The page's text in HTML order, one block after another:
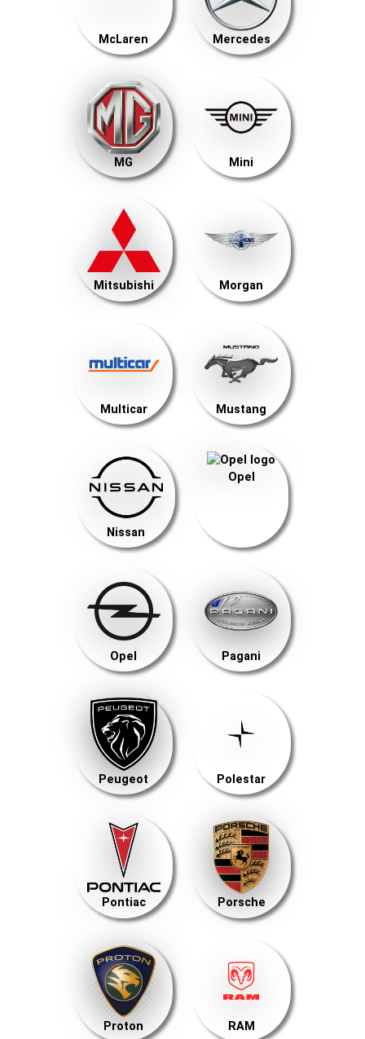
McLaren Mercedes
MG Mini
Mitsubishi Morgan
Multicar Mustang
Nissan
Opel
Opel Pagani
Peugeot Polestar
Pontiac Porsche
Proton RAM